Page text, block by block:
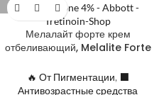
РАСПРОДАНО
Мелалайт форте крем
отбеливающий, Melalite Forte
4%
🔥 От Пигментации, ⬛️
Антивозрастные средства